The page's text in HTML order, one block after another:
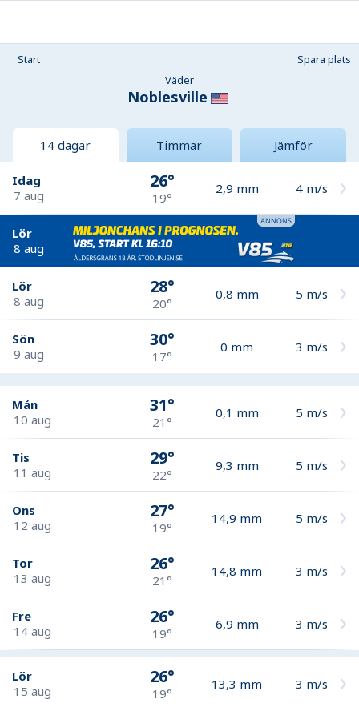
Start
Spara plats
Väder
Noblesville
14 dagar Timmar Jämför
Idag
7 aug
26°
19°
2,9 mm 4 m/s
Lör
8 aug
Lör
8 aug
28°
20°
0,8 mm 5 m/s
Sön
9 aug
30°
17°
0 mm 3 m/s
Mån
10 aug
31°
21°
0,1 mm 5 m/s
Tis
11 aug
29°
22°
9,3 mm 5 m/s
Ons
12 aug
27°
19°
14,9 mm 5 m/s
Tor
13 aug
26°
21°
14,8 mm 3 m/s
Fre
14 aug
26°
19°
6,9 mm 3 m/s
Lör
15 aug
26°
19°
13,3 mm 3 m/s